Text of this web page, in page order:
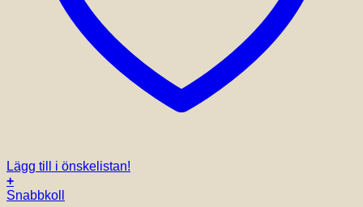
Lägg till i önskelistan!
+
Snabbkoll